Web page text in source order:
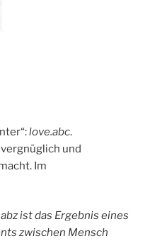
love.abc.
und
Im
ist das Ergebnis eines
zwischen Mensch